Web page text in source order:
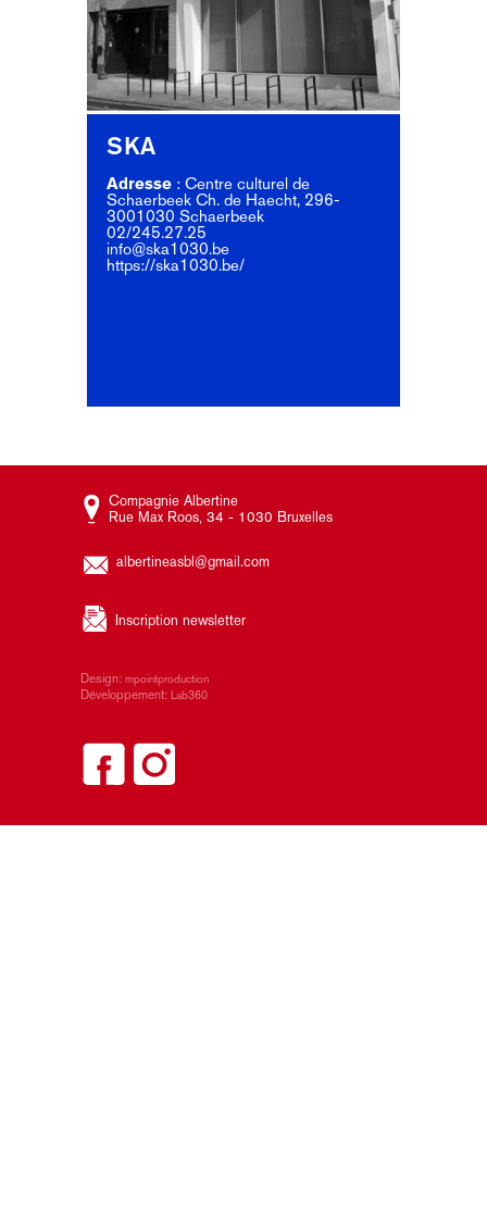
SKA
Adresse : Centre culturel de
Schaerbeek Ch. de Haecht, 296-
3001030 Schaerbeek
02/245.27.25
info@ska1030.be
https://ska1030.be/
Compagnie Albertine
Rue Max Roos, 34 - 1030 Bruxelles
albertineasbl@gmail.com
Inscription newsletter
Design: mpointproduction
Développement: Lab360